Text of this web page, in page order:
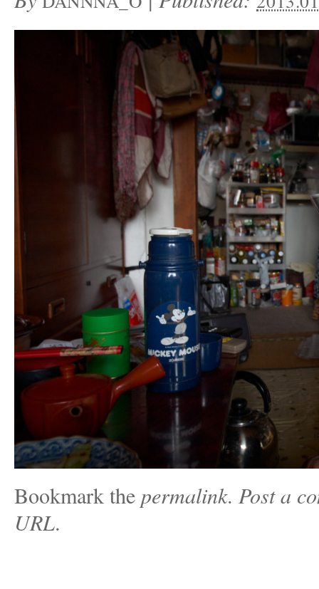
Bookmark the permalink. Post a
URL.